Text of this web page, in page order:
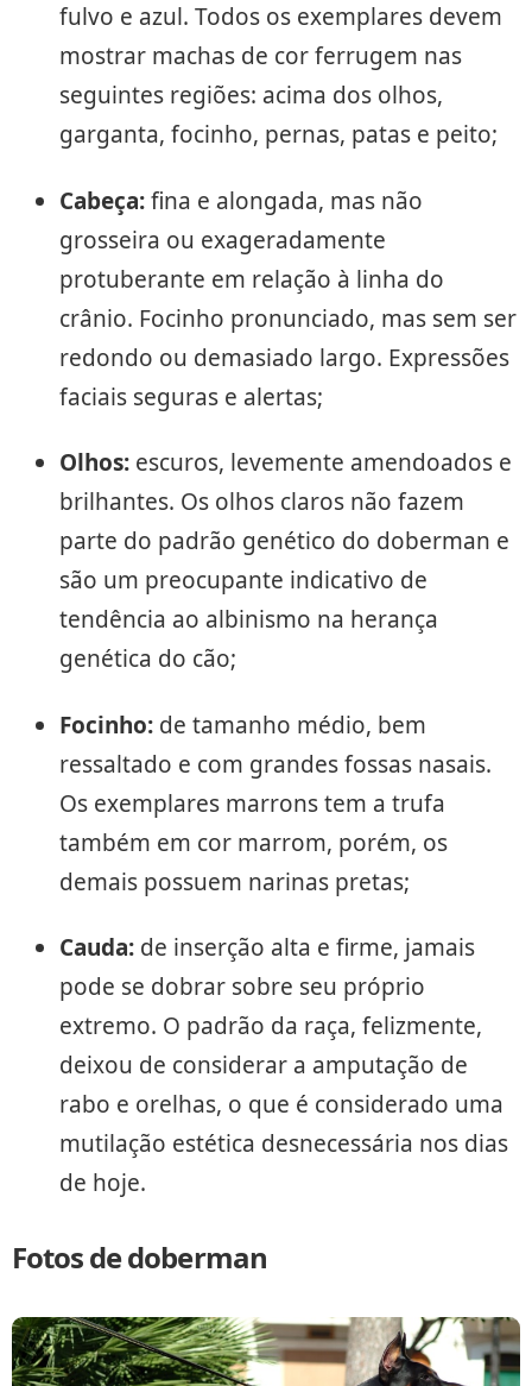
fulvo e azul. Todos os exemplares devem
mostrar machas de cor ferrugem nas
seguintes regiões: acima dos olhos,
garganta, focinho, pernas, patas e peito;
Cabeça:fina e alongada, mas não
grosseira ou exageradamente
protuberante em relação à linha do
crânio. Focinho pronunciado, mas sem ser
redondo ou demasiado largo. Expressões
faciais seguras e alertas;
Olhos: escuros, levemente amendoados e
brilhantes. Os olhos claros não fazem
parte do padrão genético do doberman e
são um preocupante indicativo de
tendência ao albinismo na herança
genética do cão;
Focinho: de tamanho médio, bem
ressaltado e com grandes fossas nasais.
Os exemplares marrons tem a trufa
também em cor marrom, porém, os
demais possuem narinas pretas;
Cauda: de inserção alta e firme, jamais
pode se dobrar sobre seu próprio
extremo. O padrão da raça, felizmente,
deixou de considerar a amputação de
rabo e orelhas, o que é considerado uma
mutilação estética desnecessária nos dias
de hoje.
Fotos de doberman